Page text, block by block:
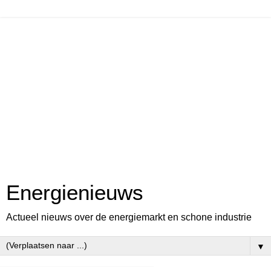
Energienieuws
Actueel nieuws over de energiemarkt en schone industrie
▼